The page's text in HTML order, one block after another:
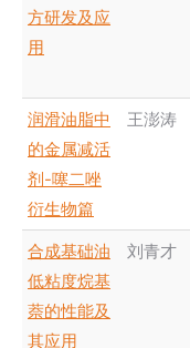
方研发及应
用
润滑油脂中
的金属减活
剂-噻二唑
衍生物篇
王澎涛
合成基础油
低粘度烷基
萘的性能及
其应用
刘青才